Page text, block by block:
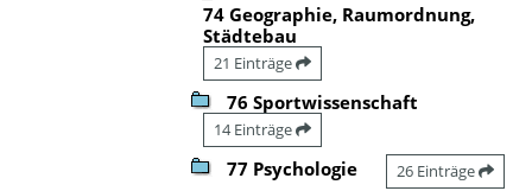
74 Geographie, Raumordnung,
Städtebau
21 Einträge
76 Sportwissenschaft
14 Einträge
77 Psychologie 26 Einträge